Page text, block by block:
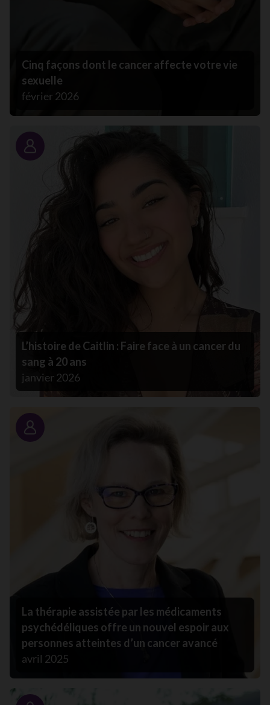
Cinq façons dont le cancer affecte votre vie
sexuelle
février 2026
Portrait
L’histoire de Caitlin : Faire face à un cancer du
sang à 20 ans
janvier 2026
Portrait
La thérapie assistée par les médicaments
psychédéliques offre un nouvel espoir aux
personnes atteintes d’un cancer avancé
avril 2025